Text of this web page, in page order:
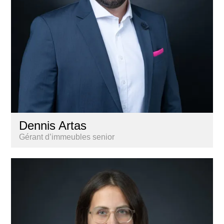
Dennis Artas
Gérant d’immeubles senior